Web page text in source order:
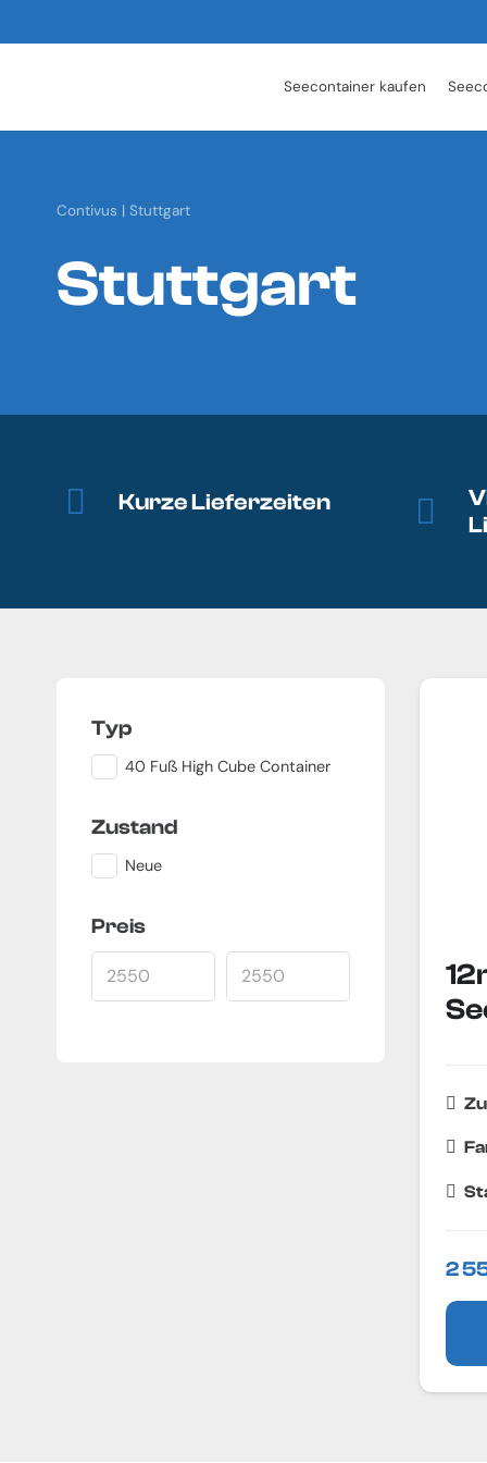
Seecontainer kaufen
Contivus | Stuttgart
Stuttgart
Kurze Lieferzeiten
Typ
40 Fuß High Cube Container
Zustand
Neue
Preis
2